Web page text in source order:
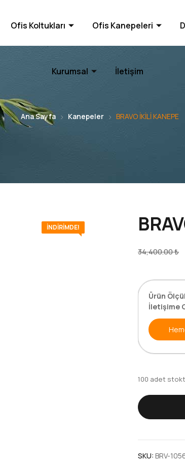
Ofis Koltukları Ofis Kanepeleri
Kurumsal İletişim
Ana Sayfa Kanepeler BRAVO İKİLİ KANEPE
İNDIRIMDE!
34,400.00₺
Ürün
İletişime
100 adet
SKU: BRV-